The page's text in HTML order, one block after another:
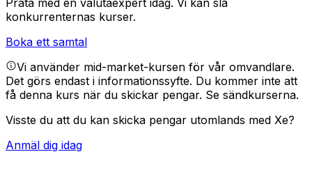
Prata med en valutaexpert idag. Vi kan slå
konkurrenternas kurser.
Boka ett samtal
Vi använder mid-market-kursen för vår omvandlare.
Det görs endast i informationssyfte. Du kommer inte att
få denna kurs när du skickar pengar. Se sändkurserna.
Visste du att du kan skicka pengar utomlands med Xe?
Anmäl dig idag